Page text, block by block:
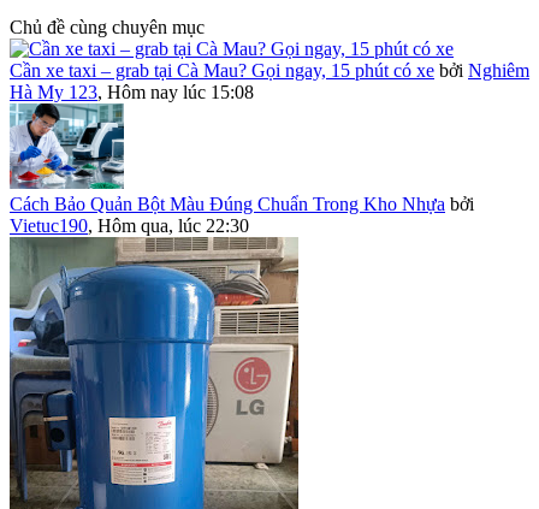
Chủ đề cùng chuyên mục
Cần xe taxi – grab tại Cà Mau? Gọi ngay, 15 phút có xe bởi Nghiêm
Hà My 123, Hôm nay lúc 15:08
Cách Bảo Quản Bột Màu Đúng Chuẩn Trong Kho Nhựa bởi
Vietuc190, Hôm qua, lúc 22:30